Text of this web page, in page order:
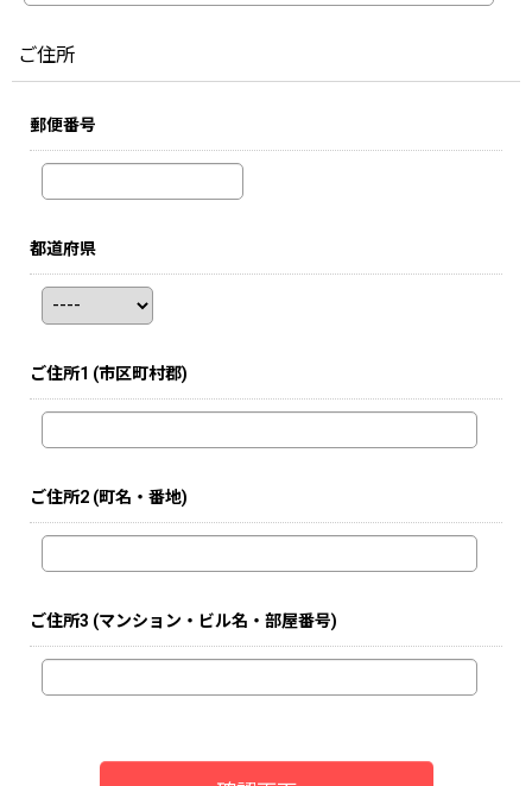
ご住所
郵便番号
都道府県
ご住所1 (市区町村郡)
ご住所2 (町名・番地)
ご住所3 (マンション・ビル名・部屋番号)